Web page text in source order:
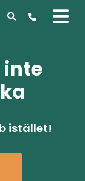
istället!